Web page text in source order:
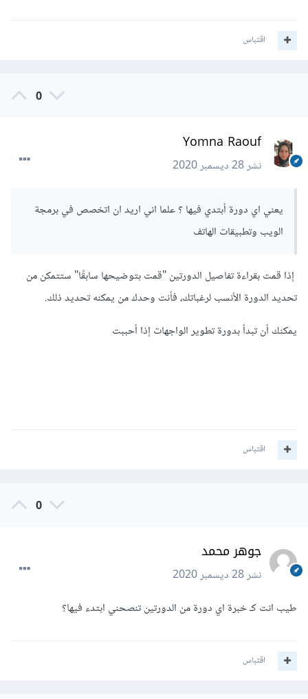
اقتباس
0
Yomna Raouf
نشر28 ديسمبر 2020
يعني اي دورة أبتدي فيها ؟ علما اني اريد ان اتخصص في برمجة
الويب وتطبيقات الهاتف
إذا قمت بقراءة تفاصيل الدورتين "قمت بتوضيحها سابقًا" ستتمكن من
تحديد الدورة الأنسب لرغباتك، فأنت وحدك من يمكنه تحديد ذلك.
يمكنك أن تبدأ بدورة تطوير الواجهات إذا أحببت
اقتباس
0
جوهر محمد
نشر28 ديسمبر 2020
طيب انت كـ خبرة اي دورة من الدورتين تنصحني ابتدء فيها؟
اقتباس